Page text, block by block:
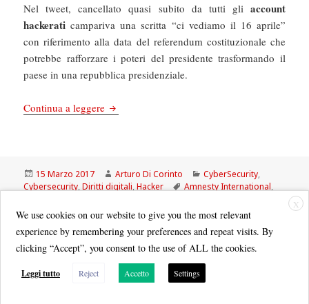
Nel tweet, cancellato quasi subito da tutti gli account
hackerati campariva una scritta “ci vediamo il 16 aprile”
con riferimento alla data del referendum costituzionale che
potrebbe rafforzare i poteri del presidente trasformando il
paese in una repubblica presidenziale.
Continua a leggere Cybersecurity: Amnesty International,
Scritto
il
15 Marzo 2017 Autore
Arturo Di Corinto Categorie
CyberSecurity,
Cybersecurity,Diritti digitali,Hacker Tag
Amnesty International,
X
We use cookies on our website to give you the most relevant
experience by remembering your preferences and repeat visits. By
clicking “Accept”, you consent to the use of ALL the cookies.
Leggi tutto Reject Accetto Settings